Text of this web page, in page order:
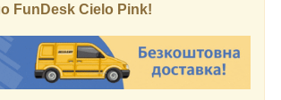
FunDesk Cielo Pink!